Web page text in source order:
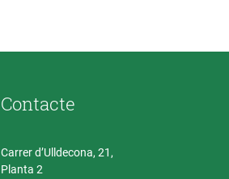
Contacte
Carrer d’Ulldecona, 21,
Planta 2